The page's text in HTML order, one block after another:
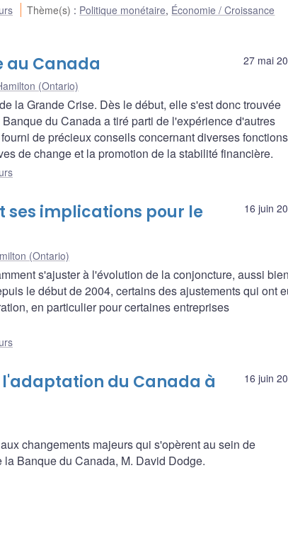
Thème(s) : Politique monétaire, Économie / Croissance
27 mai
au Canada
(Ontario)
la Grande Crise. Dès le début, elle s'est donc trouvée
du Canada a tiré parti de l'expérience d'autres
de précieux conseils concernant diverses fonctions
de change et la promotion de la stabilité financière.
16 juin
ses implications pour le
(Ontario)
s'ajuster à l'évolution de la conjoncture, aussi bien
le début de 2004, certains des ajustements qui ont
en particulier pour certaines entreprises
16 juin
l'adaptation du Canada à
changements majeurs qui s'opèrent au sein de
Banque du Canada, M. David Dodge.